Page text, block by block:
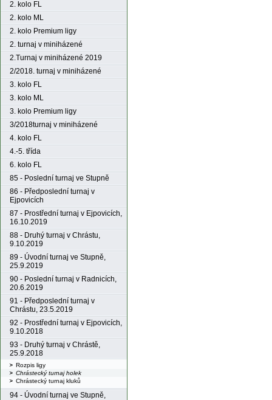
2. kolo FL
2. kolo ML
2. kolo Premium ligy
2. turnaj v miniházené
2.Turnaj v miniházené 2019
2/2018. turnaj v miniházené
3. kolo FL
3. kolo ML
3. kolo Premium ligy
3/2018turnaj v miniházené
4. kolo FL
4.-5. třída
6. kolo FL
85 - Poslední turnaj ve Stupně
86 - Předposlední turnaj v
Ejpovicích
87 - Prostřední turnaj v Ejpovicích,
16.10.2019
88 - Druhý turnaj v Chrástu,
9.10.2019
89 - Úvodní turnaj ve Stupně,
25.9.2019
90 - Poslední turnaj v Radnicích,
20.6.2019
91 - Předposlední turnaj v
Chrástu, 23.5.2019
92 - Prostřední turnaj v Ejpovicích,
9.10.2018
93 - Druhý turnaj v Chrástě,
25.9.2018
Rozpis ligy
Chrástecký turnaj holek
Chrástecký turnaj kluků
94 - Úvodní turnaj ve Stupně,